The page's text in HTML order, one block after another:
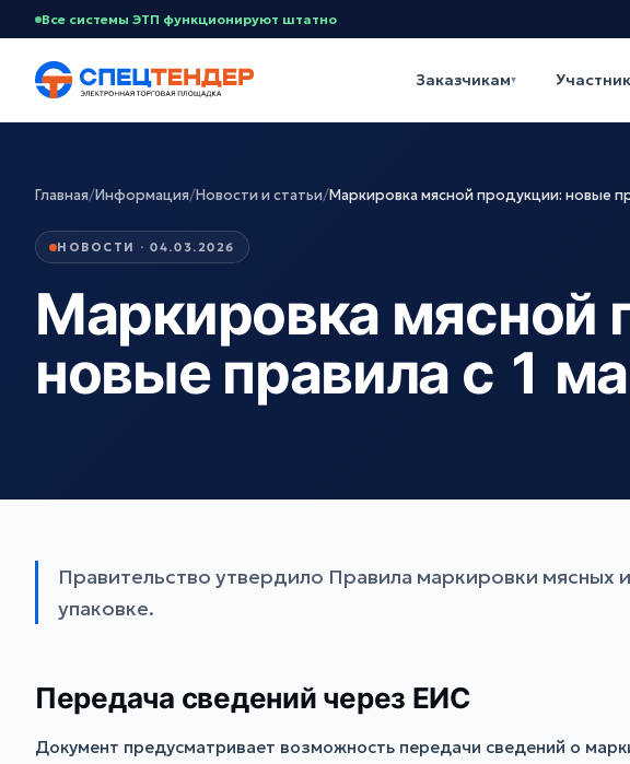
Все системы ЭТП функционируют штатно
Заказчикам▾
Главная/Информация/Новости и статьи/Маркировка мясной продукции: новые
НОВОСТИ · 04.03.2026
Маркировка мясной
новые правила с 1
Правительство утвердило Правила маркировки
упаковке.
Передача сведений через ЕИС
Документ предусматривает возможность передачи сведений о